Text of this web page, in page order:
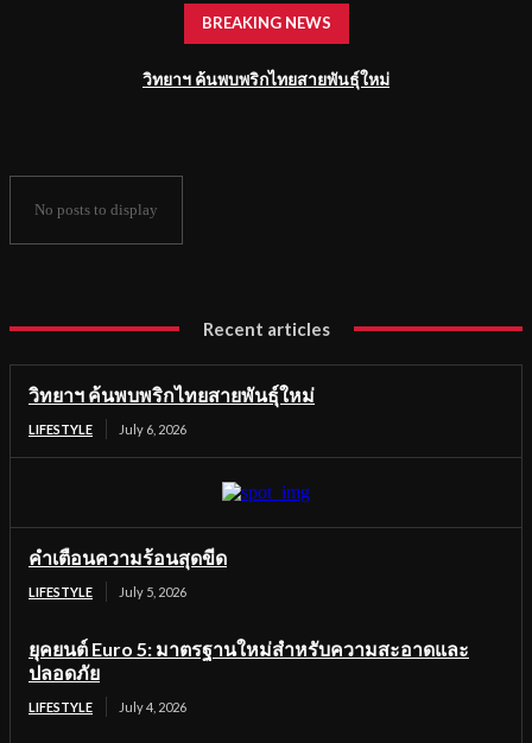
BREAKING NEWS
วิทยาฯ ค้นพบพริกไทยสายพันธุ์ใหม่
No posts to display
Recent articles
วิทยาฯ ค้นพบพริกไทยสายพันธุ์ใหม่
LIFESTYLE July 6, 2026
คำเตือนความร้อนสุดขีด
LIFESTYLE July 5, 2026
ยุคยนต์ Euro 5: มาตรฐานใหม่สำหรับความสะอาดและ
ปลอดภัย
LIFESTYLE July 4, 2026